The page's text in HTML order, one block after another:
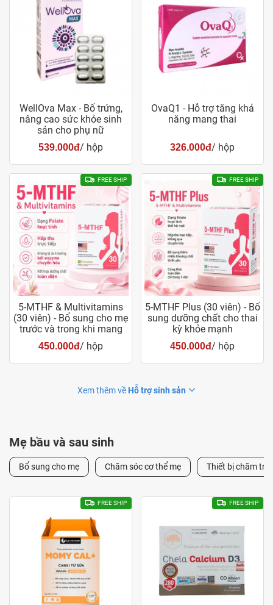
WellOva Max - Bổ trứng,
nâng cao sức khỏe sinh
sản cho phụ nữ
539.000đ/ hộp
OvaQ1 - Hỗ trợ tăng khả
năng mang thai
326.000đ/ hộp
FREE SHIP
5-MTHF & Multivitamins
(30 viên) - Bổ sung cho mẹ
trước và trong khi mang
thai
450.000đ/ hộp
FREE SHIP
5-MTHF Plus (30 viên) - Bổ
sung dưỡng chất cho thai
kỳ khỏe mạnh
450.000đ/ hộp
Xem thêm về Hỗ trợ sinh sản
Mẹ bầu và sau sinh
Bổ sung cho mẹ Chăm sóc cơ thể mẹ Thiết bị chăm trẻ
FREE SHIP FREE SHIP